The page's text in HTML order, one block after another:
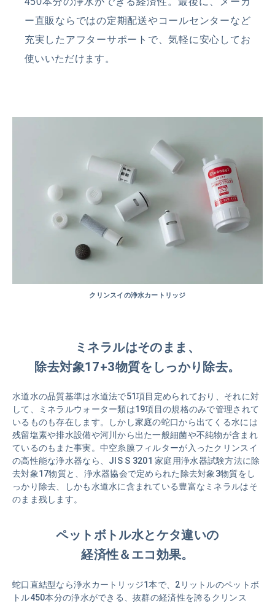
ー直販ならではの定期配送やコールセンターなど
充実したアフターサポートで、気軽に安心してお
使いいただけます。
クリンスイの浄水カートリッジ
ミネラルはそのまま、
除去対象17+3物質をしっかり除去。
水道水の品質基準は水道法で51項目定められており、それに対
して、ミネラルウォーター類は19項目の規格のみで管理されて
いるものも存在します。しかし家庭の蛇口から出てくる水には
残留塩素や排水設備や河川から出た一般細菌や不純物が含まれ
ているのもまた事実。中空糸膜フィルターが入ったクリンスイ
の高性能な浄水器なら、JIS S 3201 家庭用浄水器試験方法に除
去対象17物質と、浄水器協会で定められた除去対象3物質をし
っかり除去、しかも水道水に含まれている豊富なミネラルはそ
のまま残します。
ペットボトル水とケタ違いの
経済性＆エコ効果。
蛇口直結型なら浄水カートリッジ1本で、2リットルのペットボ
トル450本分の浄水ができる、抜群の経済性を誇るクリンス